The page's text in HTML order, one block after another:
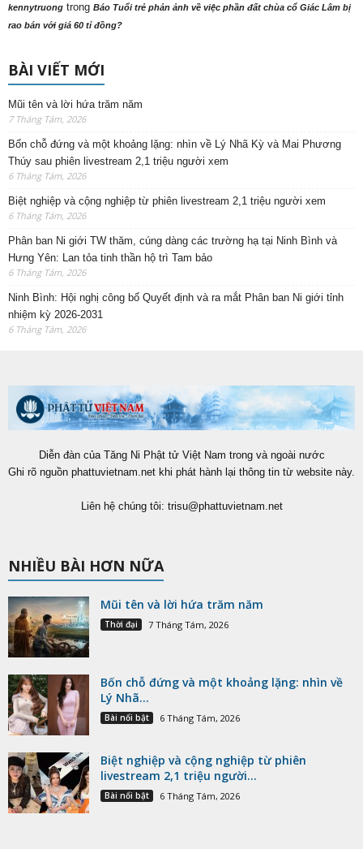
kennytruong trong Báo Tuổi trẻ phản ảnh về việc phần đất chùa cổ Giác Lâm bị
rao bán với giá 60 tỉ đồng?
BÀI VIẾT MỚI
Mũi tên và lời hứa trăm năm
7 Tháng Tám, 2026
Bốn chỗ đứng và một khoảng lặng: nhìn về Lý Nhã Kỳ và Mai Phương
Thúy sau phiên livestream 2,1 triệu người xem
6 Tháng Tám, 2026
Biệt nghiệp và cộng nghiệp từ phiên livestream 2,1 triệu người xem
6 Tháng Tám, 2026
Phân ban Ni giới TW thăm, cúng dàng các trường hạ tại Ninh Bình và
Hưng Yên: Lan tỏa tinh thần hộ trì Tam bảo
6 Tháng Tám, 2026
Ninh Bình: Hội nghị công bố Quyết định và ra mắt Phân ban Ni giới tỉnh
nhiệm kỳ 2026-2031
6 Tháng Tám, 2026
Diễn đàn của Tăng Ni Phật tử Việt Nam trong và ngoài nước
Ghi rõ nguồn phattuvietnam.net khi phát hành lại thông tin từ website này.
Liên hệ chúng tôi: trisu@phattuvietnam.net
NHIỀU BÀI HƠN NỮA
Mũi tên và lời hứa trăm năm
Thời đại 7 Tháng Tám, 2026
Bốn chỗ đứng và một khoảng lặng: nhìn về
Lý Nhã...
Bài nổi bật 6 Tháng Tám, 2026
Biệt nghiệp và cộng nghiệp từ phiên
livestream 2,1 triệu người...
Bài nổi bật 6 Tháng Tám, 2026